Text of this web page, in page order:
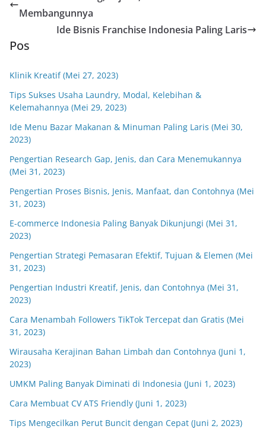
Membangunnya
Ide Bisnis Franchise Indonesia Paling Laris
Pos
Klinik Kreatif (Mei 27, 2023)
Tips Sukses Usaha Laundry, Modal, Kelebihan &
Kelemahannya (Mei 29, 2023)
Ide Menu Bazar Makanan & Minuman Paling Laris (Mei 30,
2023)
Pengertian Research Gap, Jenis, dan Cara Menemukannya
(Mei 31, 2023)
Pengertian Proses Bisnis, Jenis, Manfaat, dan Contohnya (Mei
31, 2023)
E-commerce Indonesia Paling Banyak Dikunjungi (Mei 31,
2023)
Pengertian Strategi Pemasaran Efektif, Tujuan & Elemen (Mei
31, 2023)
Pengertian Industri Kreatif, Jenis, dan Contohnya (Mei 31,
2023)
Cara Menambah Followers TikTok Tercepat dan Gratis (Mei
31, 2023)
Wirausaha Kerajinan Bahan Limbah dan Contohnya (Juni 1,
2023)
UMKM Paling Banyak Diminati di Indonesia (Juni 1, 2023)
Cara Membuat CV ATS Friendly (Juni 1, 2023)
Tips Mengecilkan Perut Buncit dengan Cepat (Juni 2, 2023)